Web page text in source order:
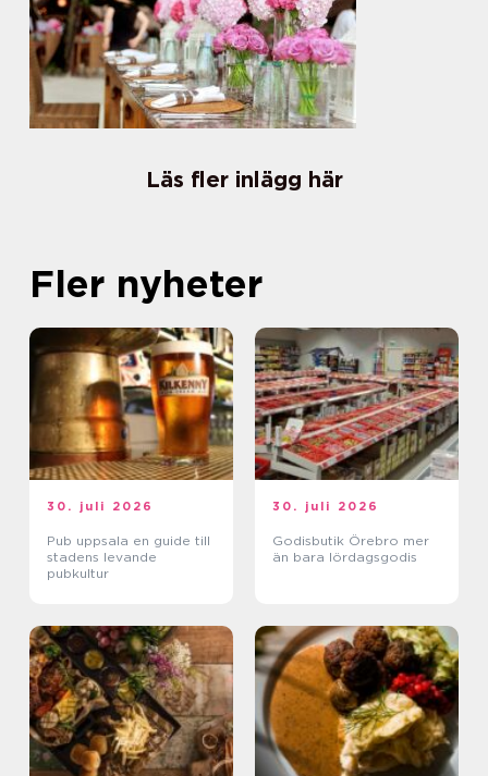
Läs fler inlägg här
Fler nyheter
30. juli 2026
Pub uppsala en guide till
stadens levande
pubkultur
30. juli 2026
Godisbutik Örebro mer
än bara lördagsgodis